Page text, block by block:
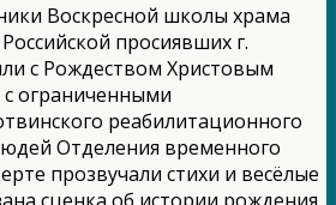
Воскресной школы храма
просиявших г.
с Рождеством Христовым
ограниченными
реабилитационного
Отделения временного
прозвучали стихи и весёлые